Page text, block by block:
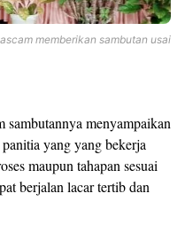
memberikan sambutan usai
menyampaikan
yang yang bekerja
maupun tahapan sesuai
berjalan lacar tertib dan